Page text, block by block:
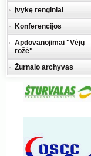
Įvykę renginiai
Konferencijos
Apdovanojimai "Vėjų
rožė"
Žurnalo archyvas